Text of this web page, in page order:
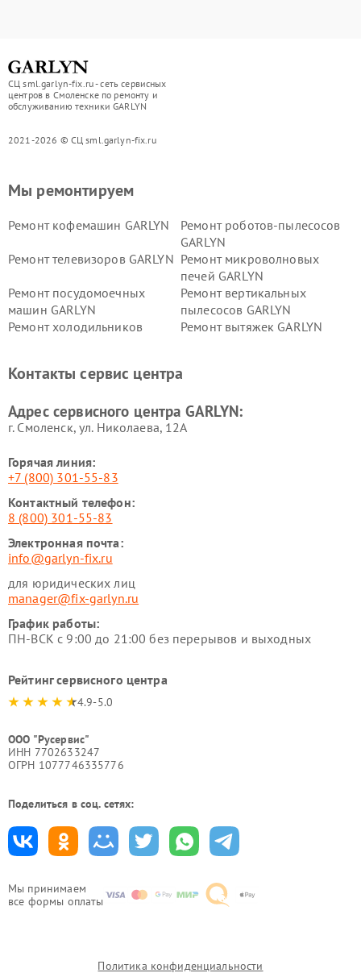
СЦ sml.garlyn-fix.ru - сеть сервисных
центров в Смоленске по ремонту и
обслуживанию техники GARLYN
2021-2026 © СЦ sml.garlyn-fix.ru
Мы принимаем
все формы оплаты
Мы ремонтируем
Ремонт кофемашин GARLYN
Ремонт роботов-пылесосов
GARLYN
Ремонт телевизоров GARLYN Ремонт микроволновых
печей GARLYN
Ремонт посудомоечных
машин GARLYN
Ремонт вертикальных
пылесосов GARLYN
Ремонт холодильников
Ремонт вытяжек GARLYN
стеклоочистителей GARLYN
GARLYN
GARLYN
Контакты сервис центра
Адрес сервисного центра GARLYN:
г. Смоленск, ул. Николаева, 12А
Горячая линия:
+7 (800) 301-55-83
Контактный телефон:
8 (800) 301-55-83
Электронная почта:
info@garlyn-fix.ru
для юридических лиц
manager@fix-garlyn.ru
График работы:
ПН-ВСК с 9:00 до 21:00 без перерывов и выходных
Рейтинг сервисного центра
4.9-5.0
ООО "Русервис"
ИНН 7702633247
ОГРН 1077746335776
Поделиться в соц. сетях:
Политика конфиденциальности